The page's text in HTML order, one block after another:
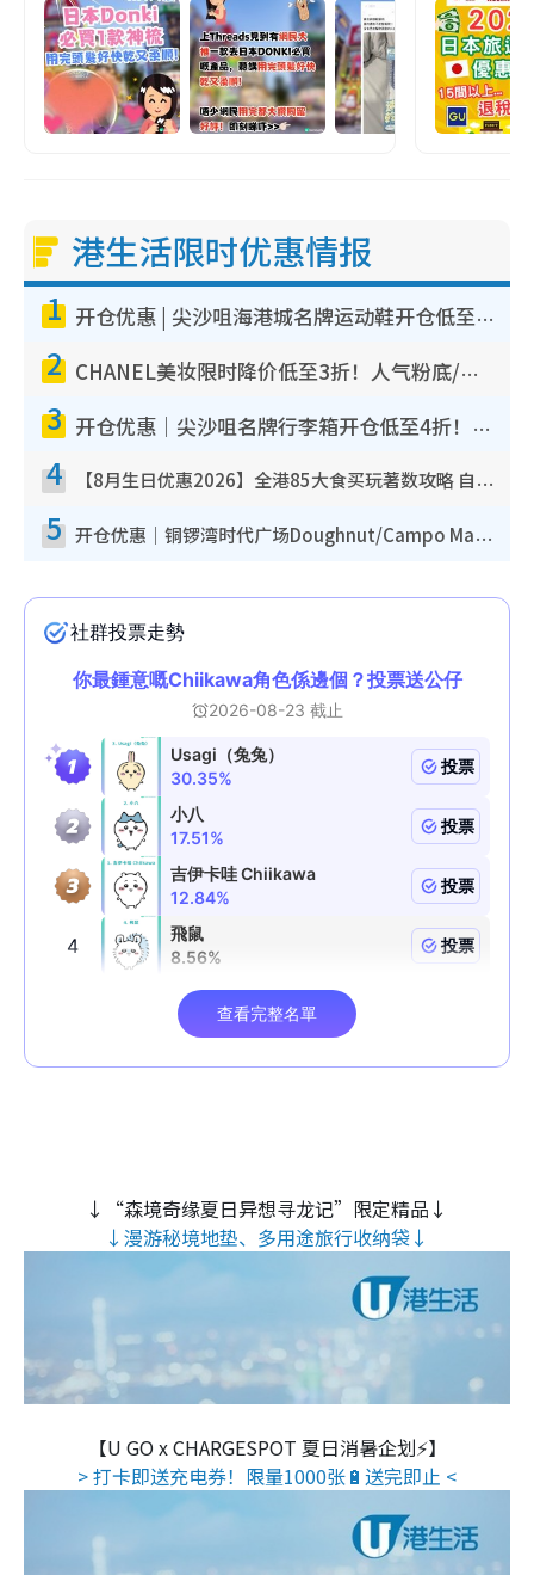
港生活限时优惠情报
1 开仓优惠 | 尖沙咀海港城名牌运动鞋开仓低至1折！On鞋$899起/Joy&Peace鞋履$98起
2 CHANEL美妆限时降价低至3折！人气粉底/唇膏/精华液低至$275！COCO香水都有平
3 开仓优惠｜尖沙咀名牌行李箱开仓低至4折！一连5日 American Tourister/ace./Hallmark $200起
4 【8月生日优惠2026】全港85大食买玩著数攻略 自助餐/火锅放题同行免费＋诚品/DONKI送现金券
5 开仓优惠｜铜锣湾时代广场Doughnut/Campo Marzio开仓低至1折！背囊、书包、手袋劈价$200起
↓“森境奇缘夏日异想寻龙记”限定精品↓
↓漫游秘境地垫、多用途旅行收纳袋↓
【U GO x CHARGESPOT 夏日消暑企划⚡】
> 打卡即送充电券！限量1000张🔋送完即止 <